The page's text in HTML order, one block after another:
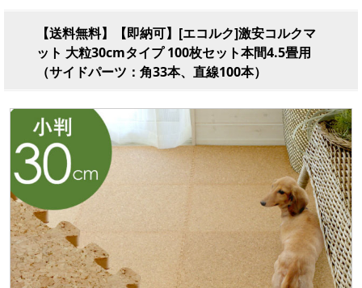
【送料無料】【即納可】[エコルク]激安コルクマ
ット 大粒30cmタイプ 100枚セット本間4.5畳用
（サイドパーツ：角33本、直線100本）